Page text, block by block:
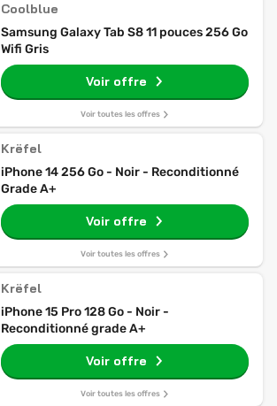
Coolblue
Samsung Galaxy Tab S8 11 pouces 256 Go
Wifi Gris
Voir offre
Voir toutes les offres
Krëfel
iPhone 14 256 Go - Noir - Reconditionné
Grade A+
Voir offre
Voir toutes les offres
Krëfel
iPhone 15 Pro 128 Go - Noir -
Reconditionné grade A+
Voir offre
Voir toutes les offres